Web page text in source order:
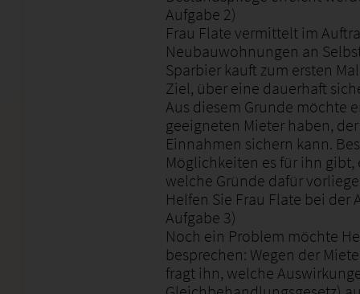
Aufgabe 2)
Frau Flate vermittelt im
Neubauwohnungen an
Sparbier kauft zum ersten
Ziel, über eine dauerhaft
Aus diesem Grunde möchte
geeigneten Mieter haben,
Einnahmen sichern kann.
Möglichkeiten es für ihn
welche Gründe dafür
Helfen Sie Frau Flate bei der
Aufgabe 3)
Noch ein Problem möchte
besprechen: Wegen der
fragt ihn, welche